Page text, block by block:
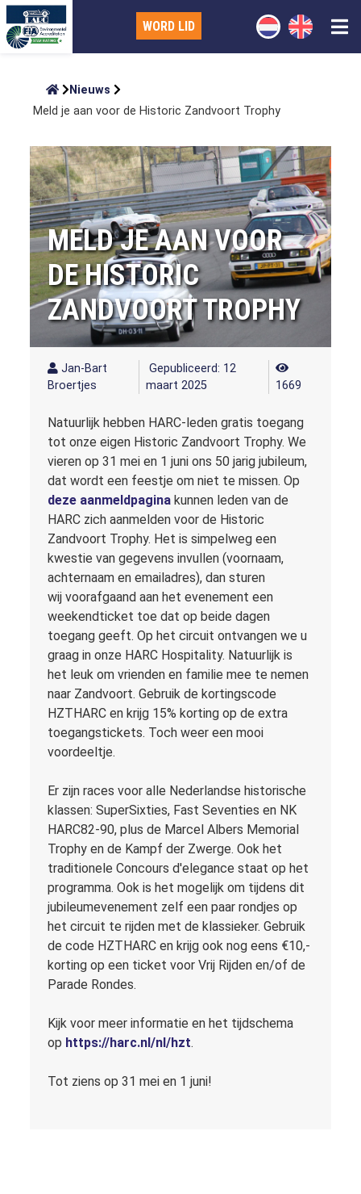
WORD LID
Nieuws
Meld je aan voor de Historic Zandvoort Trophy
MELD JE AAN VOOR
DE HISTORIC
ZANDVOORT TROPHY
Jan-Bart
Broertjes
Gepubliceerd: 12
maart 2025
1669
Natuurlijk hebben HARC-leden gratis toegang
tot onze eigen Historic Zandvoort Trophy. We
vieren op 31 mei en 1 juni ons 50 jarig jubileum,
dat wordt een feestje om niet te missen. Op
deze aanmeldpagina kunnen leden van de
HARC zich aanmelden voor de Historic
Zandvoort Trophy. Het is simpelweg een
kwestie van gegevens invullen (voornaam,
achternaam en emailadres), dan sturen
wij voorafgaand aan het evenement een
weekendticket toe dat op beide dagen
toegang geeft. Op het circuit ontvangen we u
graag in onze HARC Hospitality. Natuurlijk is
het leuk om vrienden en familie mee te nemen
naar Zandvoort. Gebruik de kortingscode
HZTHARC en krijg 15% korting op de extra
toegangstickets. Toch weer een mooi
voordeeltje.
Er zijn races voor alle Nederlandse historische
klassen: SuperSixties, Fast Seventies en NK
HARC82-90, plus de Marcel Albers Memorial
Trophy en de Kampf der Zwerge. Ook het
traditionele Concours d'elegance staat op het
programma. Ook is het mogelijk om tijdens dit
jubileumevenement zelf een paar rondjes op
het circuit te rijden met de klassieker. Gebruik
de code HZTHARC en krijg ook nog eens €10,-
korting op een ticket voor Vrij Rijden en/of de
Parade Rondes.
Kijk voor meer informatie en het tijdschema
op https://harc.nl/nl/hzt.
Tot ziens op 31 mei en 1 juni!